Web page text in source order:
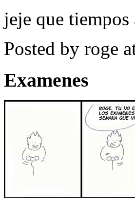
jeje que tiempos
Posted by roge
Examenes